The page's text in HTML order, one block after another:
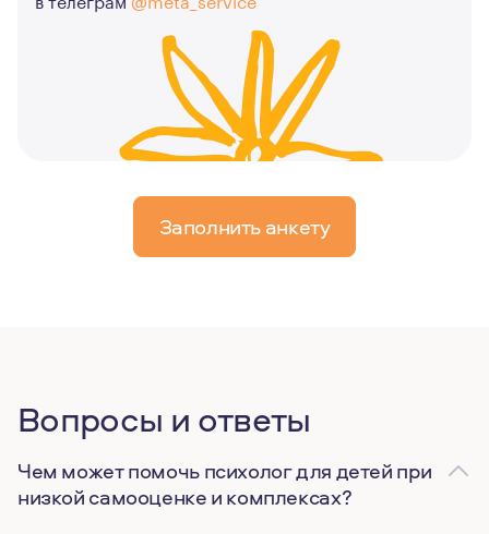
Заполнить анкету
Вопросы и ответы
Чем может помочь психолог для детей при
низкой самооценке и комплексах?